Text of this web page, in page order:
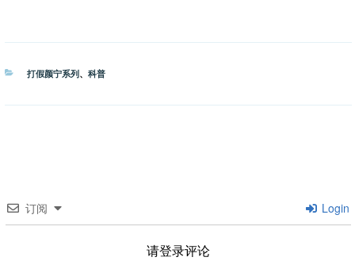
分
打假颜宁系列、 科普
订阅 Login
请登录评论